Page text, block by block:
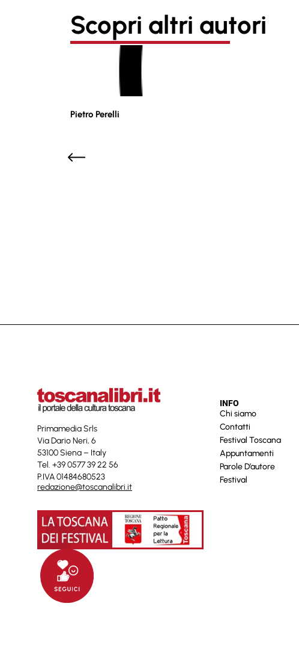
Scopri altri autori
Pietro Perelli
Primamedia Srls
Via Dario Neri, 6
53100 Siena – Italy
Tel. +39 0577 39 22 56
P.IVA 01484680523
redazione@toscanalibri.it
INFO
Chi siamo
Contatti
Festival Toscana
Appuntamenti
Parole D’autore
Festival